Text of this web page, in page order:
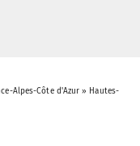
Alpes-Côte d'Azur » Hautes-